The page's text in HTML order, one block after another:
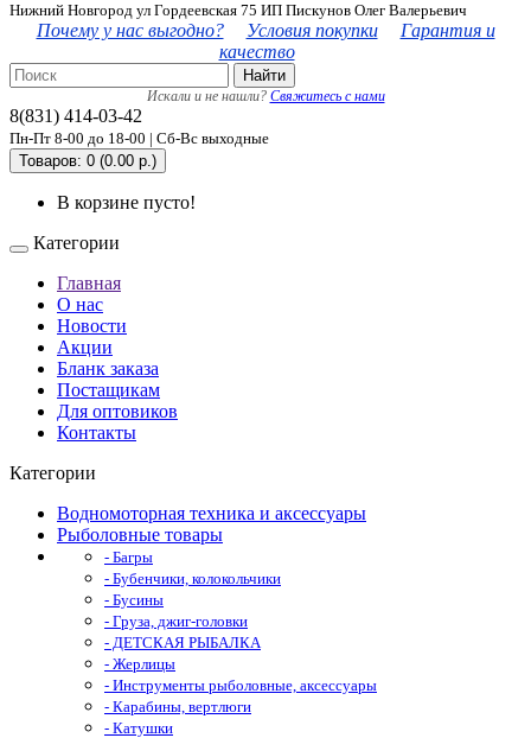
Нижний Новгород ул Гордеевская 75 ИП Пискунов Олег Валерьевич
Почему у нас выгодно? Условия покупки
Гарантия и
качество
Найти
Искали и не нашли? Свяжитесь с нами
8(831) 414-03-42
Пн-Пт 8-00 до 18-00 | Сб-Вс выходные
Товаров: 0 (0.00 р.)
В корзине пусто!
Категории
Главная
О нас
Новости
Акции
Бланк заказа
Постащикам
Для оптовиков
Контакты
Категории
Водномоторная техника и аксессуары
Рыболовные товары
- Багры
- Бубенчики, колокольчики
- Бусины
- Груза, джиг-головки
- ДЕТСКАЯ РЫБАЛКА
- Жерлицы
- Инструменты рыболовные, аксессуары
- Карабины, вертлюги
- Катушки